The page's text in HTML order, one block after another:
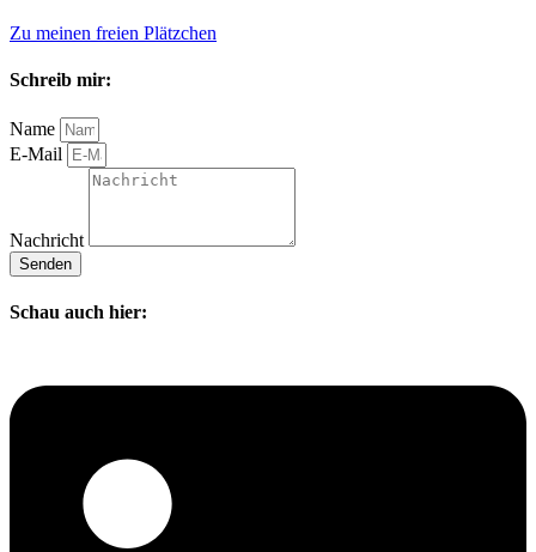
Zu meinen freien Plätzchen
Schreib mir:
Name
E-Mail
Nachricht
Senden
Schau auch hier: